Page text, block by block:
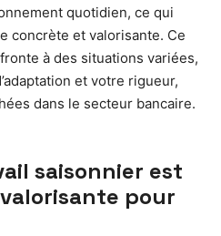
quotidien, ce qui
concrète et valorisante. Ce
à des situations variées,
et votre rigueur,
dans le secteur bancaire.
saisonnier est
pour